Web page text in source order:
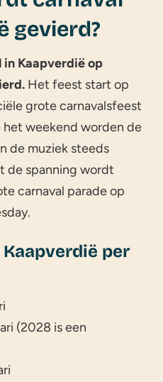
gevierd?
Kaapverdië op
Het feest start op
grote carnavalsfeest
weekend worden de
de muziek steeds
de spanning wordt
carnaval parade op
per
(2028 is een